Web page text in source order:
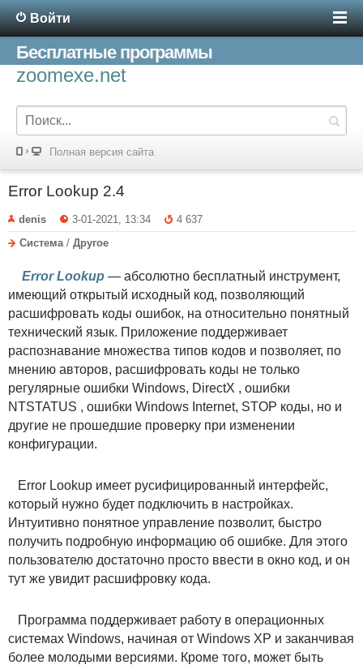
Войти
Бесплатные программы
zoomexe.net
Полная версия сайта
Error Lookup 2.4
denis 3-01-2021, 13:34
4 637
Система / Другое
Error Lookup — абсолютно бесплатный инструмент,
имеющий открытый исходный код, позволяющий
расшифровать коды ошибок, на относительно понятный
технический язык. Приложение поддерживает
распознавание множества типов кодов и позволяет, по
мнению авторов, расшифровать коды не только
регулярные ошибки Windows, DirectX , ошибки
NTSTATUS , ошибки Windows Internet, STOP коды, но и
другие не прошедшие проверку при изменении
конфигурации.
Error Lookup имеет русифицированный интерфейс,
который нужно будет подключить в настройках.
Интуитивно понятное управление позволит, быстро
получить подробную информацию об ошибке. Для этого
пользователю достаточно просто ввести в окно код, и он
тут же увидит расшифровку кода.
Программа поддерживает работу в операционных
системах Windows, начиная от Windows XP и заканчивая
более молодыми версиями. Кроме того, может быть